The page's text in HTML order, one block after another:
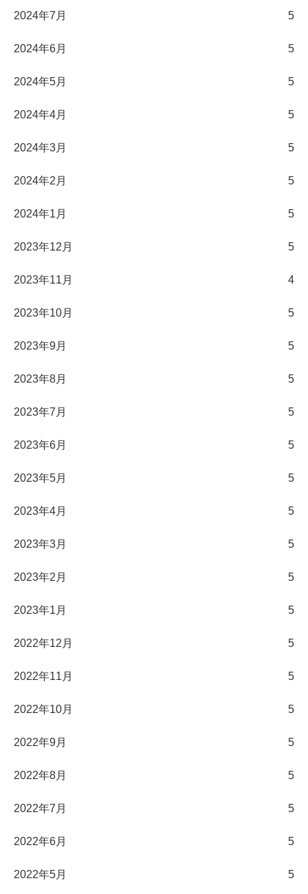
2024年7月 5
2024年6月 5
2024年5月 5
2024年4月 5
2024年3月 5
2024年2月 5
2024年1月 5
2023年12月 5
2023年11月 4
2023年10月 5
2023年9月 5
2023年8月 5
2023年7月 5
2023年6月 5
2023年5月 5
2023年4月 5
2023年3月 5
2023年2月 5
2023年1月 5
2022年12月 5
2022年11月 5
2022年10月 5
2022年9月 5
2022年8月 5
2022年7月 5
2022年6月 5
2022年5月 5